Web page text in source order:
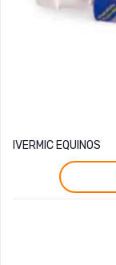
IVERMIC EQUINOS